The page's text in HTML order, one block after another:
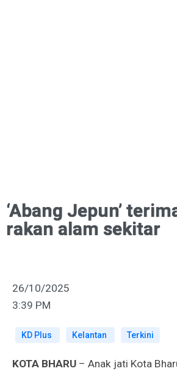
‘Abang Jepun’
rakan alam sekitar
26/10/2025
3:39 PM
KD Plus Kelantan Terkini
KOTA BHARU – Anak jati Kota